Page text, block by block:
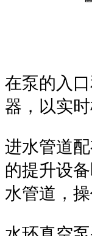
在泵的入
器，以实
进水管道
的提升设
水管道，